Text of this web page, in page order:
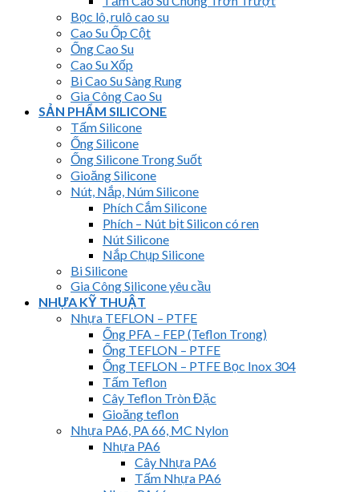
Bọc lô, rulô cao su
Cao Su Ốp Cột
Ống Cao Su
Cao Su Xốp
Bi Cao Su Sàng Rung
Gia Công Cao Su
SẢN PHẨM SILICONE
Tấm Silicone
Ống Silicone
Ống Silicone Trong Suốt
Gioăng Silicone
Nút, Nắp, Núm Silicone
Phích Cắm Silicone
Phích – Nút bịt Silicon có ren
Nút Silicone
Nắp Chụp Silicone
Bi Silicone
Gia Công Silicone yêu cầu
NHỰA KỸ THUẬT
Nhựa TEFLON – PTFE
Ống PFA – FEP (Teflon Trong)
Ống TEFLON – PTFE
Ống TEFLON – PTFE Bọc Inox 304
Tấm Teflon
Cây Teflon Tròn Đặc
Gioăng teflon
Nhựa PA6, PA 66, MC Nylon
Nhựa PA6
Cây Nhựa PA6
Tấm Nhựa PA6